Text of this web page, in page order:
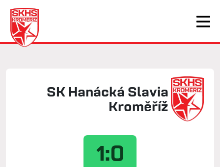
SK Hanácká Slavia
Kroměříž
1:0